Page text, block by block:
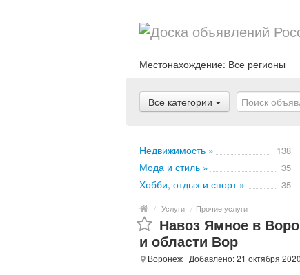
Местонахождение: Все регионы
Все категории
Недвижимость » 138
Мода и стиль » 35
Хобби, отдых и спорт » 35
/ Услуги / Прочие услуги
Навоз Ямное в
и области Вор
Воронеж | Добавлено: 21 октября